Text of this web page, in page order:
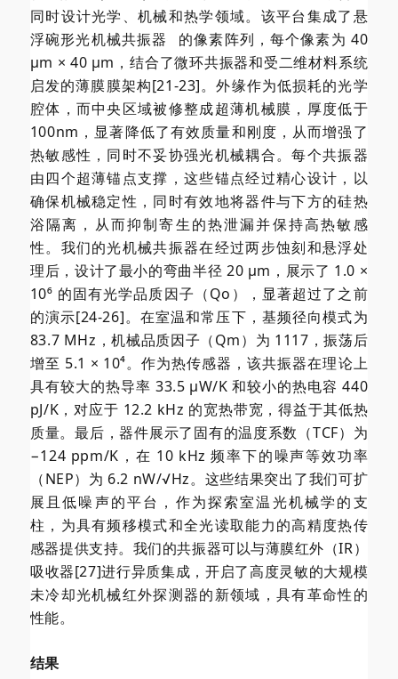
同时设计光学、机械和热学领域。该平台集成了悬
浮碗形光机械共振器
的像素阵列，每个像素为 40
µm × 40 µm，结合了微环共振器和受二维材料系统
启发的薄膜膜架构[21-23]。外缘作为低损耗的光学
腔体，而中央区域被修整成超薄机械膜，厚度低于
100nm，显著降低了有效质量和刚度，从而增强了
热敏感性，同时不妥协强光机械耦合。每个共振器
由四个超薄锚点支撑，这些锚点经过精心设计，以
确保机械稳定性，同时有效地将器件与下方的硅热
浴隔离，从而抑制寄生的热泄漏并保持高热敏感
性。我们的光机械共振器在经过两步蚀刻和悬浮处
理后，设计了最小的弯曲半径 20 µm，展示了 1.0 ×
10⁶ 的固有光学品质因子（Qo），显著超过了之前
的演示[24-26]。在室温和常压下，基频径向模式为
83.7 MHz，机械品质因子（Qm）为 1117，振荡后
增至 5.1 × 10⁴。作为热传感器，该共振器在理论上
具有较大的热导率 33.5 µW/K 和较小的热电容 440
pJ/K，对应于 12.2 kHz 的宽热带宽，得益于其低热
质量。最后，器件展示了固有的温度系数（TCF）为
−124 ppm/K，在 10 kHz 频率下的噪声等效功率
（NEP）为 6.2 nW/√Hz。这些结果突出了我们可扩
展且低噪声的平台，作为探索室温光机械学的支
柱，为具有频移模式和全光读取能力的高精度热传
感器提供支持。我们的共振器可以与薄膜红外（IR）
吸收器[27]进行异质集成，开启了高度灵敏的大规模
未冷却光机械红外探测器的新领域，具有革命性的
性能。
结果